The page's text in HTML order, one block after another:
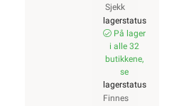
Sjekk
lagerstatus
På lager
i alle 32
butikkene,
se
lagerstatus
Finnes